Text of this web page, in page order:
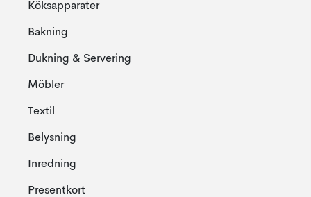
Köksapparater
Bakning
Dukning & Servering
Möbler
Textil
Belysning
Inredning
Presentkort